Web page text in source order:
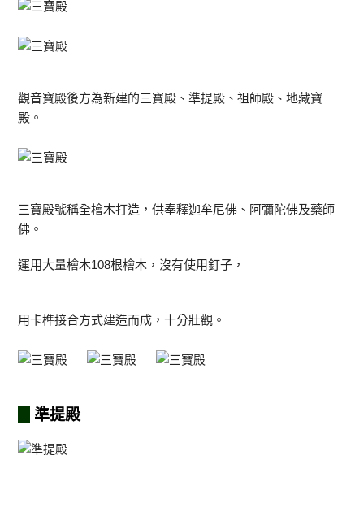
觀音寶殿後方為新建的三寶殿、準提殿、祖師殿、地藏寶
殿。
三寶殿號稱全檜木打造，供奉釋迦牟尼佛、阿彌陀佛及藥師
佛。
運用大量檜木108根檜木，沒有使用釘子，
用卡榫接合方式建造而成，十分壯觀。
準提殿